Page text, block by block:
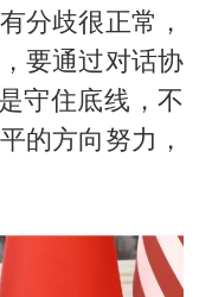
分歧很正常，
要通过对话协
守住底线，不
的方向努力，